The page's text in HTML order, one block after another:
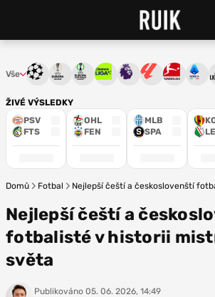
ŽIVÉ VÝSLEDKY
PSV
FTS
OHL
FEN
MLB
SPA
Vše Liga mistrůEvropská liga
Konferenční liga
Chance ligaPremier League
La Liga
Domů Fotbal Nejlepší čeští a českoslovenští
Nejlepší čeští a
fotbalisté v historii
světa
Publikováno 05. 06. 2026, 14:49